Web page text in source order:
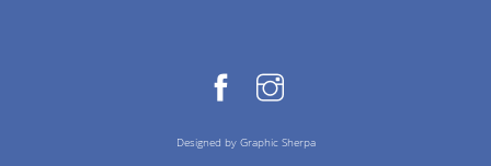
Designed by Graphic Sherpa